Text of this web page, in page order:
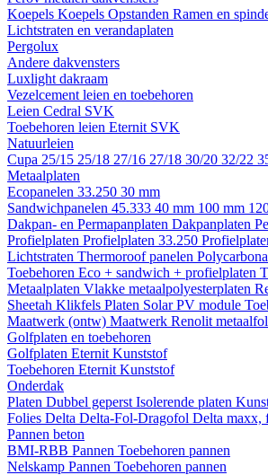
Koepels Koepels Opstanden Ramen en
Lichtstraten en verandaplaten
Pergolux
Andere dakvensters
Luxlight dakraam
Vezelcement leien en toebehoren
Leien Cedral SVK
Toebehoren leien Eternit SVK
Natuurleien
Cupa 25/15 25/18 27/16 27/18 30/20 32/22
Metaalplaten
Ecopanelen 33.250 30 mm
Sandwichpanelen 45.333 40 mm 100 mm
Dakpan- en Permapanplaten Dakpanplaten
Profielplaten Profielplaten 33.250
Lichtstraten Thermoroof panelen
Toebehoren Eco + sandwich + profielplaten
Metaalplaten Vlakke metaalpolyesterplaten
Sheetah Klikfels Platen Solar PV module
Maatwerk (ontw) Maatwerk Renolit
Golfplaten en toebehoren
Golfplaten Eternit Kunststof
Toebehoren Eternit Kunststof
Onderdak
Platen Dubbel geperst Isolerende platen
Folies Delta Delta-Fol-Dragofol Delta maxx,
Pannen beton
BMI-RBB Pannen Toebehoren pannen
Nelskamp Pannen Toebehoren pannen